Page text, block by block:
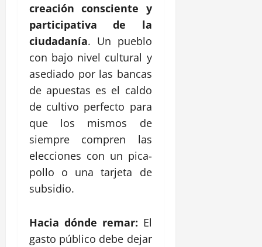
creación consciente y
participativa de la
ciudadanía. Un pueblo
con bajo nivel cultural y
asediado por las bancas
de apuestas es el caldo
de cultivo perfecto para
que los mismos de
siempre compren las
elecciones con un pica-
pollo o una tarjeta de
subsidio.
Hacia dónde remar: El
gasto público debe dejar